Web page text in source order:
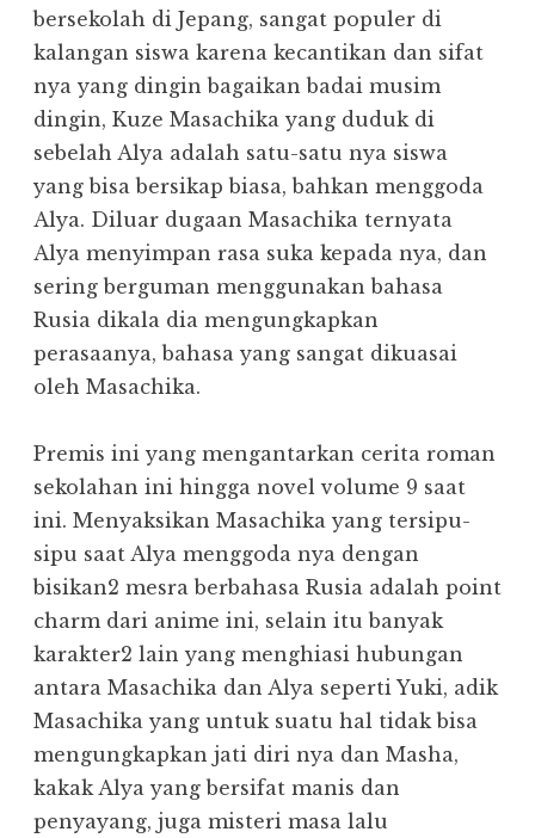
bersekolah di Jepang, sangat populer di
kalangan siswa karena kecantikan dan sifat
nya yang dingin bagaikan badai musim
dingin, Kuze Masachika yang duduk di
sebelah Alya adalah satu-satu nya siswa
yang bisa bersikap biasa, bahkan menggoda
Alya. Diluar dugaan Masachika ternyata
Alya menyimpan rasa suka kepada nya, dan
sering berguman menggunakan bahasa
Rusia dikala dia mengungkapkan
perasaanya, bahasa yang sangat dikuasai
oleh Masachika.
Premis ini yang mengantarkan cerita roman
sekolahan ini hingga novel volume 9 saat
ini. Menyaksikan Masachika yang tersipu-
sipu saat Alya menggoda nya dengan
bisikan2 mesra berbahasa Rusia adalah point
charm dari anime ini, selain itu banyak
karakter2 lain yang menghiasi hubungan
antara Masachika dan Alya seperti Yuki, adik
Masachika yang untuk suatu hal tidak bisa
mengungkapkan jati diri nya dan Masha,
kakak Alya yang bersifat manis dan
penyayang, juga misteri masa lalu